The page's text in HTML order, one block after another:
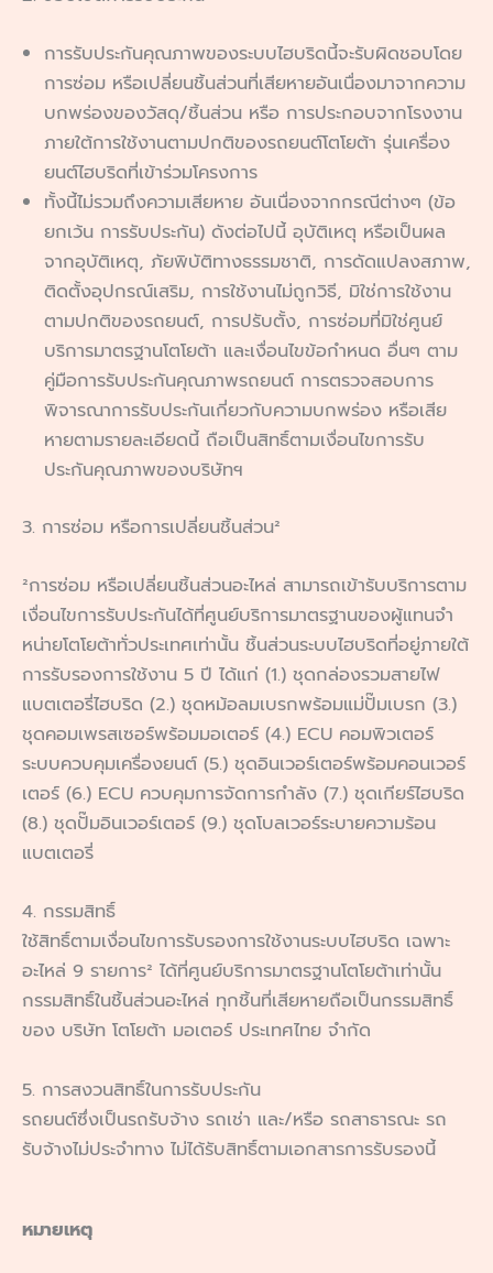
การรับประกันคุณภาพของระบบไฮบริดนี้จะรับผิดชอบโดย
การซ่อม หรือเปลี่ยนชิ้นส่วนที่เสียหายอันเนื่องมาจากความ
บกพร่องของวัสดุ/ชิ้นส่วน หรือ การประกอบจากโรงงาน
ภายใต้การใช้งานตามปกติของรถยนต์โตโยต้า รุ่นเครื่อง
ยนต์ไฮบริดที่เข้าร่วมโครงการ
ทั้งนี้ไม่รวมถึงความเสียหาย อันเนื่องจากกรณีต่างๆ (ข้อ
ยกเว้น การรับประกัน) ดังต่อไปนี้ อุบัติเหตุ หรือเป็นผล
จากอุบัติเหตุ, ภัยพิบัติทางธรรมชาติ, การดัดแปลงสภาพ,
ติดตั้งอุปกรณ์เสริม, การใช้งานไม่ถูกวิธี, มิใช่การใช้งาน
ตามปกติของรถยนต์, การปรับตั้ง, การซ่อมที่มิใช่ศูนย์
บริการมาตรฐานโตโยต้า และเงื่อนไขข้อกำหนด อื่นๆ ตาม
คู่มือการรับประกันคุณภาพรถยนต์ การตรวจสอบการ
พิจารณาการรับประกันเกี่ยวกับความบกพร่อง หรือเสีย
หายตามรายละเอียดนี้ ถือเป็นสิทธิ์ตามเงื่อนไขการรับ
ประกันคุณภาพของบริษัทฯ
3. การซ่อม หรือการเปลี่ยนชิ้นส่วน²
²การซ่อม หรือเปลี่ยนชิ้นส่วนอะไหล่ สามารถเข้ารับบริการตาม
เงื่อนไขการรับประกันได้ที่ศูนย์บริการมาตรฐานของผู้แทนจํา
หน่ายโตโยต้าทั่วประเทศเท่านั้น ชิ้นส่วนระบบไฮบริดที่อยู่ภายใต้
การรับรองการใช้งาน 5 ปี ได้แก่ (1.) ชุดกล่องรวมสายไฟ
แบตเตอรี่ไฮบริด (2.) ชุดหม้อลมเบรกพร้อมแม่ปั๊มเบรก (3.)
ชุดคอมเพรสเซอร์พร้อมมอเตอร์ (4.) ECU คอมพิวเตอร์
ระบบควบคุมเครื่องยนต์ (5.) ชุดอินเวอร์เตอร์พร้อมคอนเวอร์
เตอร์ (6.) ECU ควบคุมการจัดการกําลัง (7.) ชุดเกียร์ไฮบริด
(8.) ชุดปั๊มอินเวอร์เตอร์ (9.) ชุดโบลเวอร์ระบายความร้อน
แบตเตอรี่
4. กรรมสิทธิ์
ใช้สิทธิ์ตามเงื่อนไขการรับรองการใช้งานระบบไฮบริด เฉพาะ
อะไหล่ 9 รายการ² ได้ที่ศูนย์บริการมาตรฐานโตโยต้าเท่านั้น
กรรมสิทธิ์ในชิ้นส่วนอะไหล่ ทุกชิ้นที่เสียหายถือเป็นกรรมสิทธิ์
ของ บริษัท โตโยต้า มอเตอร์ ประเทศไทย จํากัด
5. การสงวนสิทธิ์ในการรับประกัน
รถยนต์ซึ่งเป็นรถรับจ้าง รถเช่า และ/หรือ รถสาธารณะ รถ
รับจ้างไม่ประจำทาง ไม่ได้รับสิทธิ์ตามเอกสารการรับรองนี้
หมายเหตุ